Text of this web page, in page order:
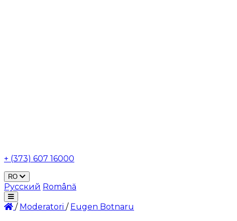
+ (373) 607 16000
RO
Русский Română
/ Moderatori / Eugen Botnaru